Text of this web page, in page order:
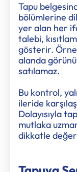
Tapu
bölümlerine
yer alan her
talebi,
gösterir.
alanda
satılamaz.
Bu kontrol,
ileride
Dolayısıyla
mutlaka
dikkatle